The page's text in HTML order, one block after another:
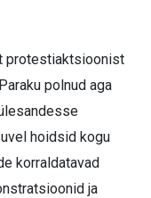
protestiaktsioonist
polnud aga
hoidsid kogu
korraldatavad
ja